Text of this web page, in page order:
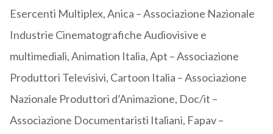
Esercenti Multiplex, Anica – Associazione Nazionale
Industrie Cinematografiche Audiovisive e
multimediali, Animation Italia, Apt – Associazione
Produttori Televisivi, Cartoon Italia – Associazione
Nazionale Produttori d’Animazione, Doc/it –
Associazione Documentaristi Italiani, Fapav –